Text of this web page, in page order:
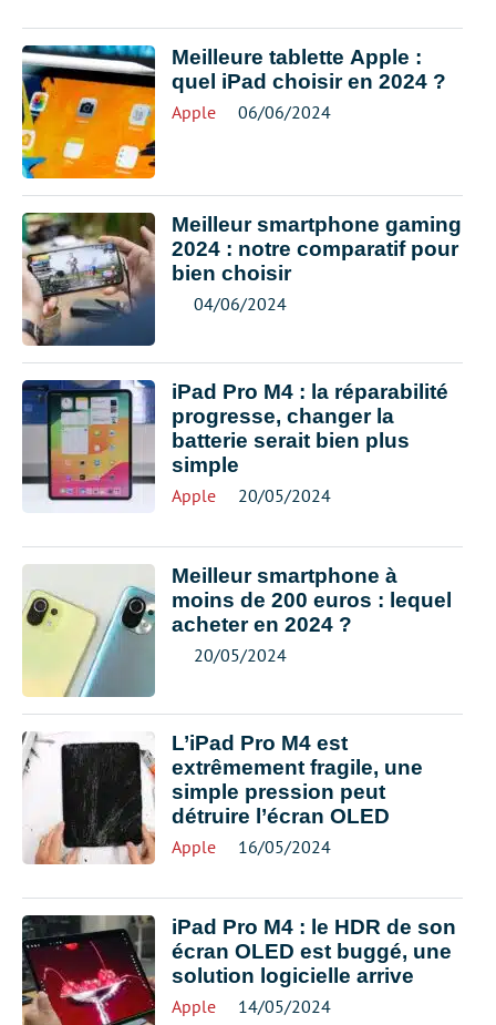
Meilleure tablette Apple :
quel iPad choisir en 2024 ?
Apple 06/06/2024
Meilleur smartphone gaming
2024 : notre comparatif pour
bien choisir
04/06/2024
iPad Pro M4 : la réparabilité
progresse, changer la
batterie serait bien plus
simple
Apple 20/05/2024
Meilleur smartphone à
moins de 200 euros : lequel
acheter en 2024 ?
20/05/2024
L’iPad Pro M4 est
extrêmement fragile, une
simple pression peut
détruire l’écran OLED
Apple 16/05/2024
iPad Pro M4 : le HDR de son
écran OLED est buggé, une
solution logicielle arrive
Apple 14/05/2024